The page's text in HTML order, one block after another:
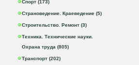
Спорт (173)
Страноведение. Краеведение (5)
Строительство. Ремонт (3)
Техника. Технические науки.
Охрана труда (805)
Транспорт (202)